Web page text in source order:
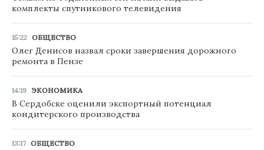
комплекты спутникового телевидения
15:22 ОБЩЕСТВО
Олег Денисов назвал сроки завершения дорожного
ремонта в Пензе
14:19 ЭКОНОМИКА
В Сердобске оценили экспортный потенциал
кондитерского производства
13:17 ОБЩЕСТВО